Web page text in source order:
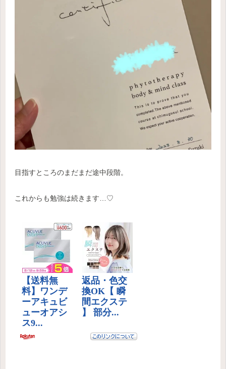
目指すところのまだまだ途中段階。
これからも勉強は続きます…♡